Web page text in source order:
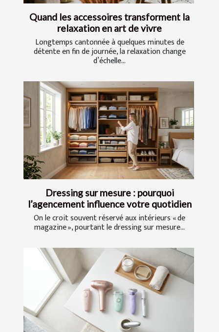
Quand les accessoires transforment la
relaxation en art de vivre
Longtemps cantonnée à quelques minutes de
détente en fin de journée, la relaxation change
d’échelle...
Dressing sur mesure : pourquoi
l’agencement influence votre quotidien
On le croit souvent réservé aux intérieurs « de
magazine », pourtant le dressing sur mesure...